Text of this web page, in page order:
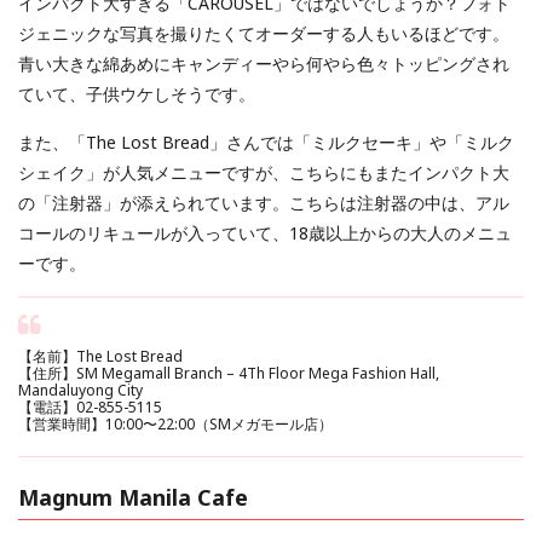
ジェニックな写真を撮りたくてオーダーする人もいるほどです。
青い大きな綿あめにキャンディーやら何やら色々トッピングされ
ていて、子供ウケしそうです。
また、「The Lost Bread」さんでは「ミルクセーキ」や「ミルク
シェイク」が人気メニューですが、こちらにもまたインパクト大
の「注射器」が添えられています。こちらは注射器の中は、アル
コールのリキュールが入っていて、18歳以上からの大人のメニュ
ーです。
【名前】The Lost Bread
【住所】SM Megamall Branch – 4Th Floor Mega Fashion Hall,
Mandaluyong City
【電話】02-855-5115
【営業時間】10:00〜22:00（SMメガモール店）
Magnum Manila Cafe